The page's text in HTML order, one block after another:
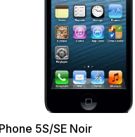
5S/SE Noir